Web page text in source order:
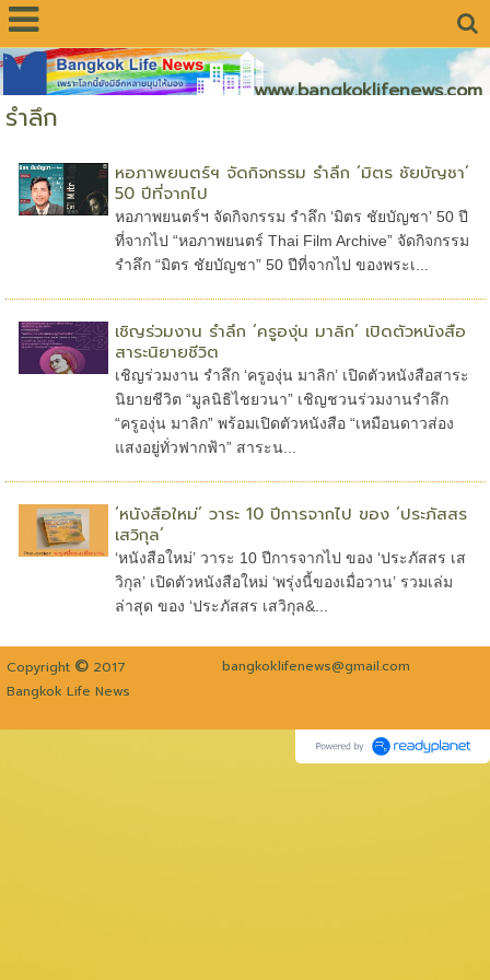
www.bangkoklifenews.com
รำลึก
หอภาพยนตร์ฯ จัดกิจกรรม รำลึก ‘มิตร ชัยบัญชา’
50 ปีที่จากไป
หอภาพยนตร์ฯ จัดกิจกรรม รำลึก ‘มิตร ชัยบัญชา’ 50 ปี
ที่จากไป “หอภาพยนตร์ Thai Film Archive” จัดกิจกรรม
รำลึก “มิตร ชัยบัญชา” 50 ปีที่จากไป ของพระเ...
เชิญร่วมงาน รำลึก ‘ครูองุ่น มาลิก’ เปิดตัวหนังสือ
สาระนิยายชีวิต
เชิญร่วมงาน รำลึก ‘ครูองุ่น​ มาลิก’ เปิดตัวหนังสือสาระ
นิยายชีวิต “มูลนิธิไชยวนา” เชิญชวนร่วมงานรำลึก
“ครูองุ่น​ มาลิก” พร้อมเปิดตัวหนังสือ “เหมือนดาวส่อง
แสงอยู่ทั่วฟากฟ้า” ​สาระน...
‘หนังสือใหม่’ วาระ 10 ปีการจากไป ของ ‘ประภัสสร
เสวิกุล’
‘หนังสือใหม่’ วาระ 10 ปีการจากไป ของ ‘ประภัสสร เส
วิกุล’ เปิดตัวหนังสือใหม่ ‘พรุ่งนี้ของเมื่อวาน’ รวมเล่ม
ล่าสุด ของ ‘ประภัสสร เสวิกุล&...
Copyright © 2017
bangkoklifenews@gmail.com
Bangkok Life News